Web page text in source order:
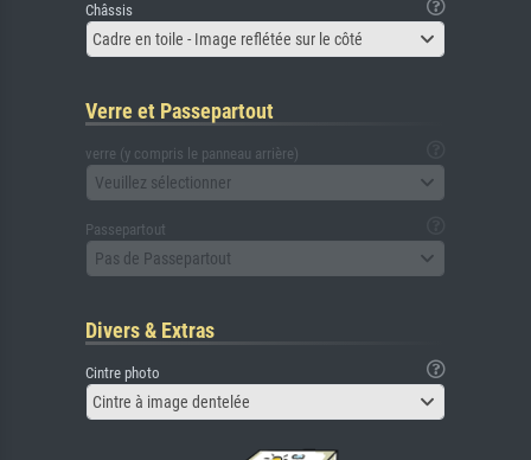
Châssis
Cadre en toile - Image reflétée sur le côté
Verre et Passepartout
verre (y compris le panneau arrière)
Veuillez sélectionner
Passepartout
Pas de Passepartout
Divers & Extras
Cintre photo
Cintre à image dentelée